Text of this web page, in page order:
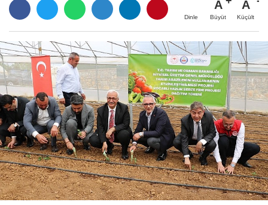
Dinle
A
Büyüt
A
Küçült